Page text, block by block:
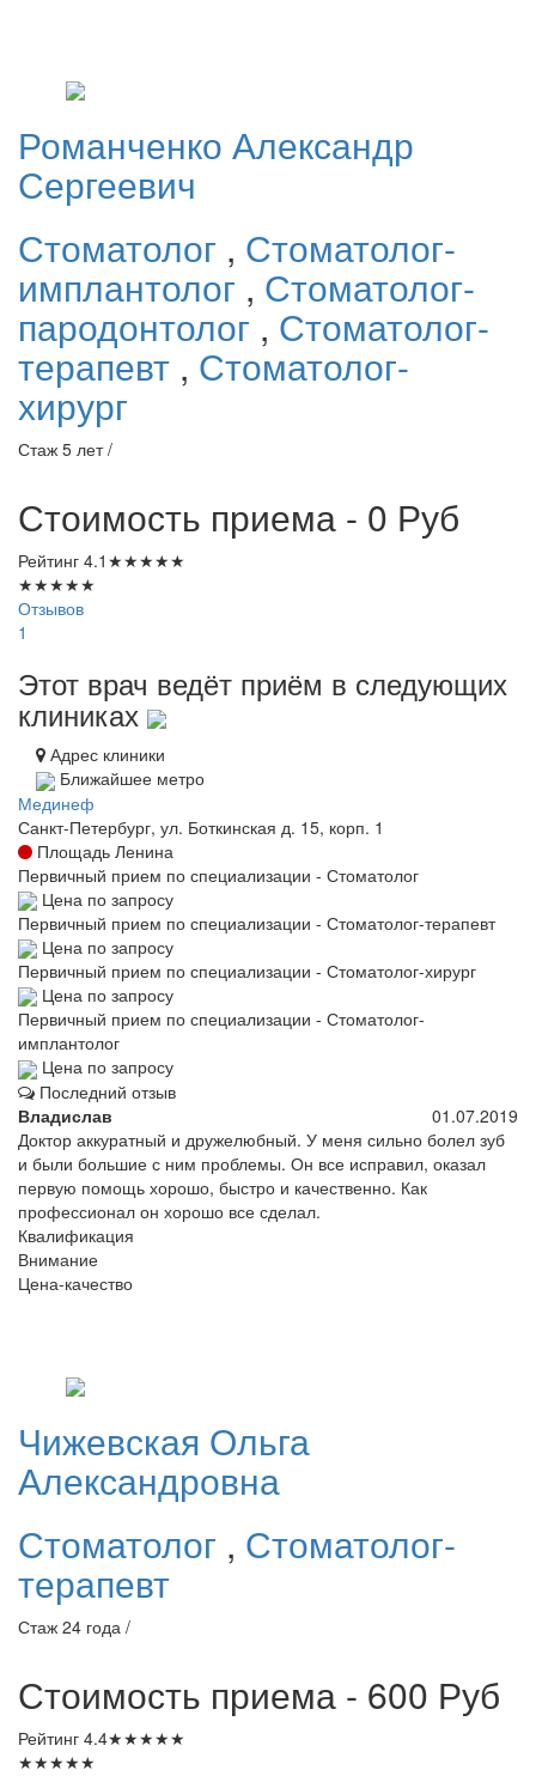
Романченко Александр
Сергеевич
Стоматолог , Стоматолог-
имплантолог , Стоматолог-
пародонтолог , Стоматолог-
терапевт , Стоматолог-
хирург
Стаж 5 лет /
Стоимость приема - 0 Руб
Рейтинг 4.1 ★★★★★
★★★★★
Отзывов
1
Этот врач ведёт приём в следующих
клиниках
Адрес клиники
Ближайшее метро
Мединеф
Санкт-Петербург, ул. Боткинская д. 15, корп. 1
Площадь Ленина
Первичный прием по специализации - Стоматолог
Цена по запросу
Первичный прием по специализации - Стоматолог-терапевт
Цена по запросу
Первичный прием по специализации - Стоматолог-хирург
Цена по запросу
Первичный прием по специализации - Стоматолог-
имплантолог
Цена по запросу
Последний отзыв
Владислав
01.07.2019
Доктор аккуратный и дружелюбный. У меня сильно болел зуб
и были большие с ним проблемы. Он все исправил, оказал
первую помощь хорошо, быстро и качественно. Как
профессионал он хорошо все сделал.
Квалификация
Внимание
Цена-качество
Чижевская Ольга
Александровна
Стоматолог , Стоматолог-
терапевт
Стаж 24 года /
Стоимость приема - 600 Руб
Рейтинг 4.4★★★★★
★★★★★